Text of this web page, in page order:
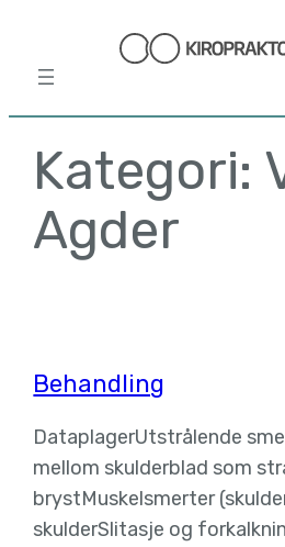
innhold
Kategori:
Agder
Behandling
DataplagerUtstrålende
mellom skulderblad som
brystMuskelsmerter
skulderSlitasje og